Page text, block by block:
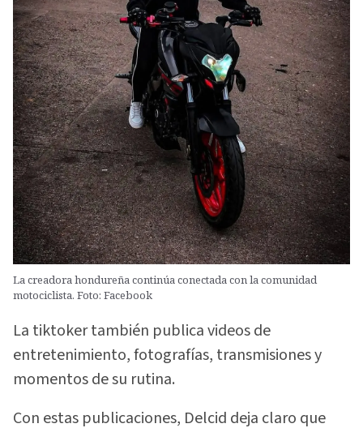
La creadora hondureña continúa conectada con la comunidad
motociclista. Foto: Facebook
La tiktoker también publica videos de
entretenimiento, fotografías, transmisiones y
momentos de su rutina.
Con estas publicaciones, Delcid deja claro que